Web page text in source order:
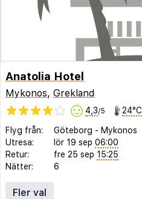
Anatolia Hotel
Mykonos, Grekland
4,3/5 24°C
Flyg från: Göteborg - Mykonos
Utresa:
lör 19 sep 06:00
Retur:
fre 25 sep 15:25
Nätter:
6
Fler val